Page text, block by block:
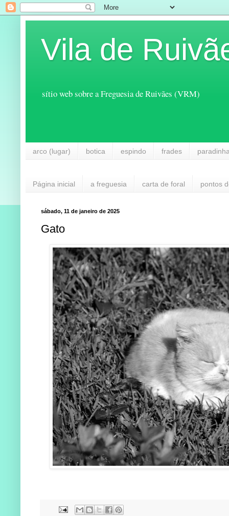
Vila de
sítio web sobre a Freguesia de Ruivães (VRM)
arco (lugar) botica espindo frades
Página inicial a freguesia carta de foral pontos
sábado, 11 de janeiro de 2025
Gato